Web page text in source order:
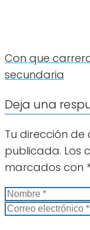
Con que
secundaria
Deja una
Tu dirección
publicada. Los
marcados con